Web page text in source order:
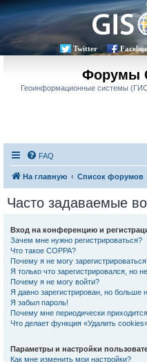
Twitter
Форумы
Геоинформационные системы
FAQ
На главную Список форумов
Часто задаваемые
Вход на конференцию и
Зачем мне нужно регистрироваться?
Что такое COPPA?
Почему я не могу
Я только что зарегистрировался, но
Почему я не могу войти?
Я давно зарегистрирован, но больше
Я забыл пароль!
Почему мне периодически
Что делает функция «Удалить
Параметры и настройки
Как мне изменить мои настройки?